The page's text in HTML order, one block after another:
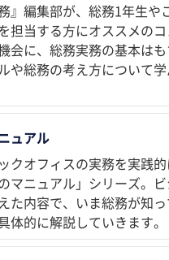
』編集部が、総務1年生や
担当する方にオススメの
会に、総務実務の基本は
や総務の考え方について
ュアル
クオフィスの実務を実践
マニュアル」シリーズ。
た内容で、いま総務が知
体的に解説していきます。